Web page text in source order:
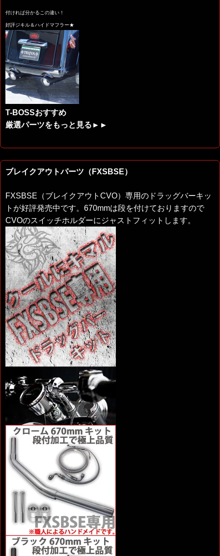
付ければ分かるこの違い！
好評ジキル＆ハイドマフラー★
T-BOSSおすすめ
厳選パーツをもっと見る►►
ブレイクアウトパーツ（FXSBSE）
FXSBSE（ブレイクアウトCVO）専用のドラッグバーキッ
トが好評発売中です。670mmは段を付けておりますので
CVOのスイッチホルダーにジャストフィットします。